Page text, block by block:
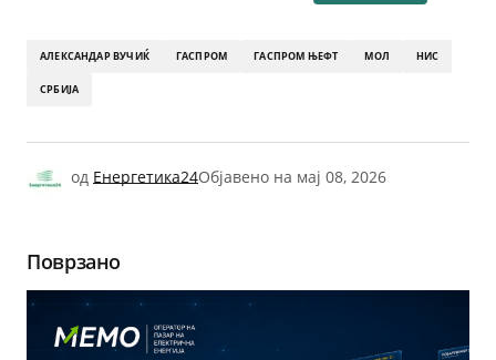
АЛЕКСАНДАР ВУЧИЌ ГАСПРОМ ГАСПРОМ ЊЕФТ МОЛ НИС
СРБИЈА
од Енергетика24Објавено на мај 08, 2026
Поврзано